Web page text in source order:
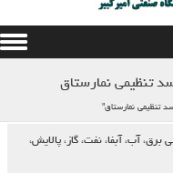
تنظیمی نمارستاق
آب، آبفا، نفت، گاز، پالایش،